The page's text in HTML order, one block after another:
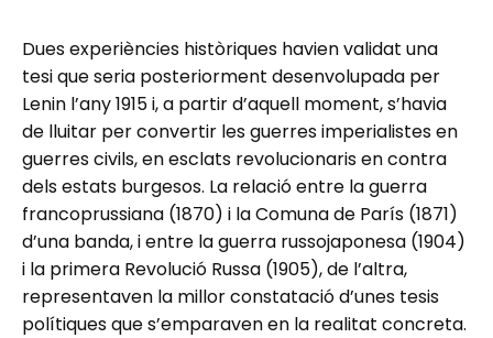
Dues experiències històriques havien validat una
tesi que seria posteriorment desenvolupada per
Lenin l’any 1915 i, a partir d’aquell moment, s’havia
de lluitar per convertir les guerres imperialistes en
guerres civils, en esclats revolucionaris en contra
dels estats burgesos. La relació entre la guerra
francoprussiana (1870) i la Comuna de París (1871)
d’una banda, i entre la guerra russojaponesa (1904)
i la primera Revolució Russa (1905), de l’altra,
representaven la millor constatació d’unes tesis
polítiques que s’emparaven en la realitat concreta.